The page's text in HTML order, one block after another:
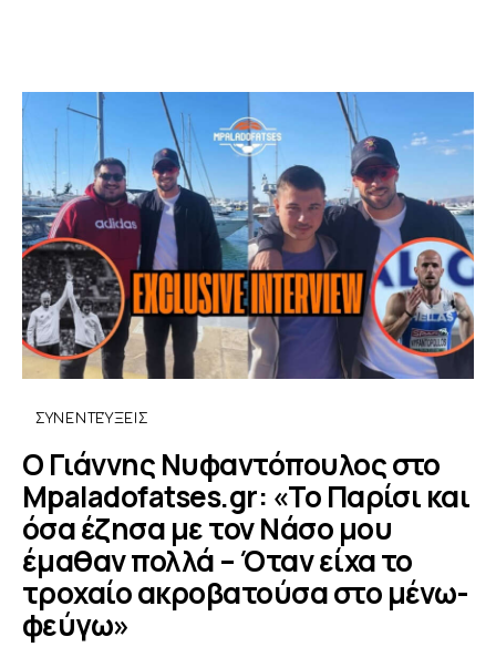
ΣΥΝΕΝΤΕΎΞΕΙΣ
Ο Γιάννης Νυφαντόπουλος στο
Mpaladofatses.gr: «Το Παρίσι και
όσα έζησα με τον Νάσο μου
έμαθαν πολλά – Όταν είχα το
τροχαίο ακροβατούσα στο μένω-
φεύγω»